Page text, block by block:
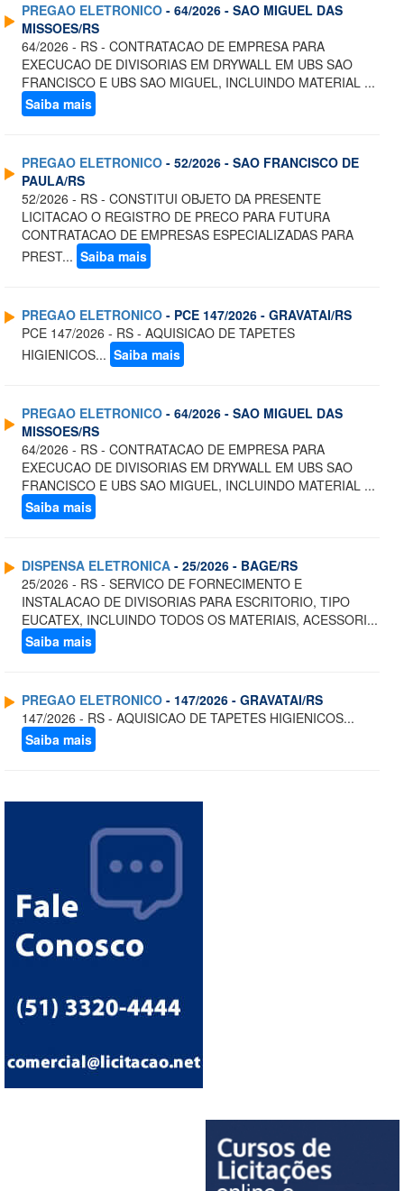
PREGAO ELETRONICO - 64/2026 - SAO MIGUEL DAS
MISSOES/RS
64/2026 - RS - CONTRATACAO DE EMPRESA PARA
EXECUCAO DE DIVISORIAS EM DRYWALL EM UBS SAO
FRANCISCO E UBS SAO MIGUEL, INCLUINDO MATERIAL ...
Saiba mais
PREGAO ELETRONICO - 52/2026 - SAO FRANCISCO DE
PAULA/RS
52/2026 - RS - CONSTITUI OBJETO DA PRESENTE
LICITACAO O REGISTRO DE PRECO PARA FUTURA
CONTRATACAO DE EMPRESAS ESPECIALIZADAS PARA
PREST... Saiba mais
PREGAO ELETRONICO - PCE 147/2026 - GRAVATAI/RS
PCE 147/2026 - RS - AQUISICAO DE TAPETES
HIGIENICOS... Saiba mais
PREGAO ELETRONICO - 64/2026 - SAO MIGUEL DAS
MISSOES/RS
64/2026 - RS - CONTRATACAO DE EMPRESA PARA
EXECUCAO DE DIVISORIAS EM DRYWALL EM UBS SAO
FRANCISCO E UBS SAO MIGUEL, INCLUINDO MATERIAL ...
Saiba mais
DISPENSA ELETRONICA - 25/2026 - BAGE/RS
25/2026 - RS - SERVICO DE FORNECIMENTO E
INSTALACAO DE DIVISORIAS PARA ESCRITORIO, TIPO
EUCATEX, INCLUINDO TODOS OS MATERIAIS, ACESSORI...
Saiba mais
PREGAO ELETRONICO - 147/2026 - GRAVATAI/RS
147/2026 - RS - AQUISICAO DE TAPETES HIGIENICOS...
Saiba mais